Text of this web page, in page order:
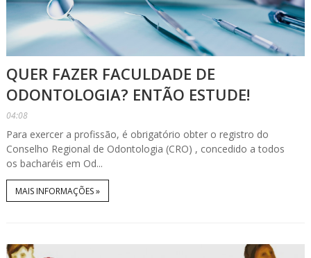
QUER FAZER FACULDADE DE
ODONTOLOGIA? ENTÃO ESTUDE!
04:08
Para exercer a profissão, é obrigatório obter o registro do
Conselho Regional de Odontologia (CRO) , concedido a todos
os bacharéis em Od...
MAIS INFORMAÇÕES »